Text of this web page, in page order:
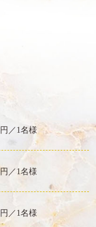
円／1名様
円／1名様
円／1名様